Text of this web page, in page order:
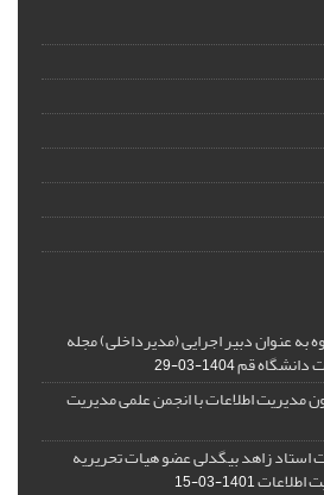
به عنوان دبیر اجرایی (مدیرداخلی) مجله
دانشگاه قم1404-03-29
مدیریت اطلاعات با انجمن علمی مدیریت
زاهد بیگدلی عضو هیات تحریریه
اطلاعات1401-03-15